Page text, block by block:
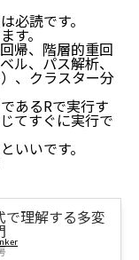
必読です。
す。
帰、階層的重回
ル、パス解析、
、クラスター分
あるRで実行す
てすぐに実行で
いいです。
で理解する多変